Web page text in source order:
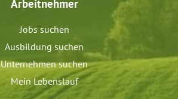
Arbeitnehmer
Jobs suchen
Ausbildung suchen
Unternehmen suchen
Mein Lebenslauf